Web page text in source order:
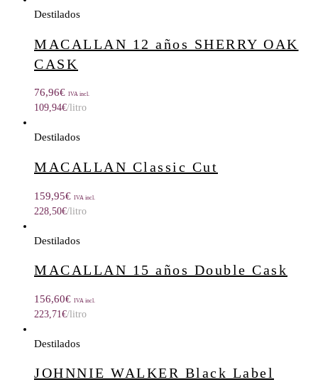
Destilados
MACALLAN 12 años SHERRY OAK
CASK
76,96€ IVA incl.
109,94€/litro
Destilados
MACALLAN Classic Cut
159,95€ IVA incl.
228,50€/litro
Destilados
MACALLAN 15 años Double Cask
156,60€ IVA incl.
223,71 €/litro
Destilados
JOHNNIE WALKER Black Label